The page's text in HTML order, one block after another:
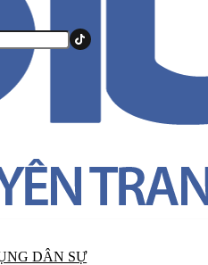
DÂN SỰ